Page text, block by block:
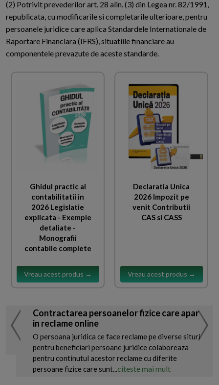
(2) Potrivit prevederilor art. 28 alin. (3) din Legea nr. 82/1991,
republicata, cu modificarile si completarile ulterioare, pentru
persoanele juridice care aplica Standardele Internationale de
Raportare Financiara (IFRS), situatiile financiare au
componentele prevazute de aceste standarde.
Ghidul practic al
contabilitatii in
2026 Legislatie
explicata - Exemple
detaliate -
Monografii
contabile complete
Vreau acest produs →
Declaratia Unica
2026 Impozit pe
venit Contributii
CAS si CASS
Vreau acest produs →
Contractarea persoanelor fizice care apar
in reclame online
O persoana juridica ce face reclame pe diverse situri
pentru beneficiari persoane juridice colaboreaza
pentru continutul acestor reclame cu diferite
persoane fizice care sunt...citeste mai mult